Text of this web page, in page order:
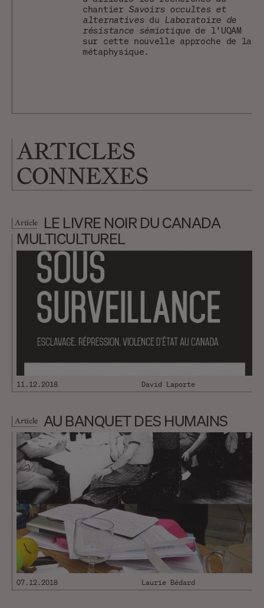
chantier Savoirs occultes et
alternativesdu Laboratoire de
résistance sémiotiquede l’UQAM
sur cette nouvelle approche de la
métaphysique.
ARTICLES
CONNEXES
Article
LE LIVRE NOIR DU CANADA
MULTICULTUREL
11.12.2018 David Laporte
Article AU BANQUET DES HUMAINS
07.12.2018 Laurie Bédard